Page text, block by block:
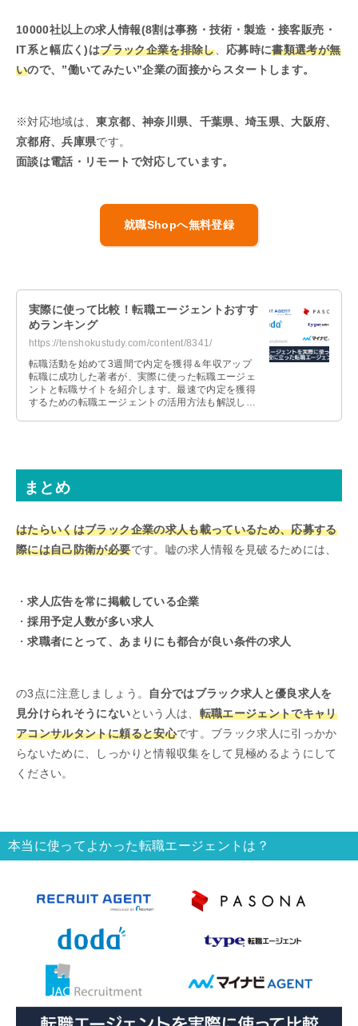
10000社以上の求人情報(8割は事務・技術・製造・接客販売・
IT系と幅広く)はブラック企業を排除し、 応募時に書類選考が無
いので、”働いてみたい”企業の面接からスタートします。
※対応地域は、東京都、神奈川県、千葉県、埼玉県、大阪府、
京都府、兵庫県です。
面談は電話・リモートで対応しています。
就職Shopへ無料登録
実際に使って比較！転職エージェントおすす
めランキング
https://tenshokustudy.com/content/8341/
転職活動を始めて3週間で内定を獲得＆年収アップ
転職に成功した著者が、実際に使った転職エージェ
ントと転職サイトを紹介します。最速で内定を獲得
するための転職エージェントの活用方法も解説しま
まとめ
はたらいくはブラック企業の求人も載っているため、応募する
際には自己防衛が必要です。嘘の求人情報を見破るためには、
・求人広告を常に掲載している企業
・採用予定人数が多い求人
・求職者にとって、あまりにも都合が良い条件の求人
の3点に注意しましょう。
自分ではブラック求人と優良求人を
見分けられそうにないという人は、 転職エージェントでキャリ
アコンサルタントに頼ると安心です。ブラック求人に引っかか
らないために、しっかりと情報収集をして見極めるようにして
ください。
本当に使ってよかった転職エージェントは？